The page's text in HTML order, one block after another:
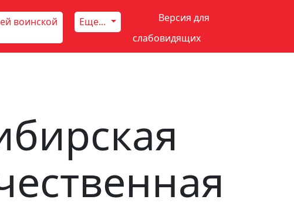
воинской
Еще...
Версия для
слабовидящих